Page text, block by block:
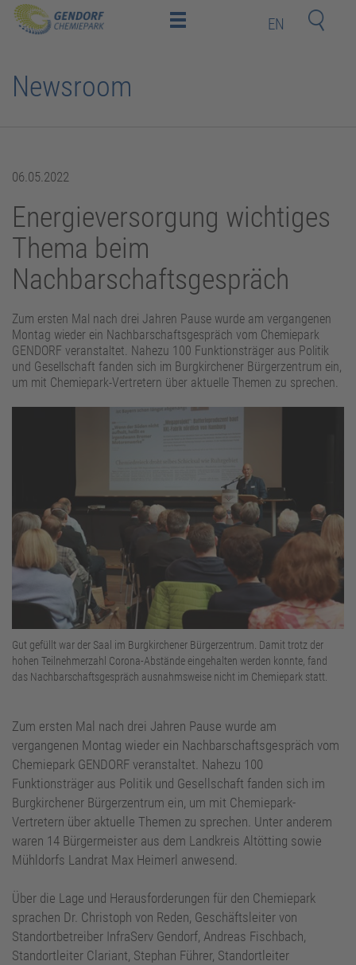
EN
Standort
Startups
Nachbarn
Kontakt
Newsroom
Bildungsakademie
Standortbetreiber
Newsroom
06.05.2022
Energieversorgung wichtiges
Thema beim
Nachbarschaftsgespräch
Zum ersten Mal nach drei Jahren Pause wurde am vergangenen
Montag wieder ein Nachbarschaftsgespräch vom Chemiepark
GENDORF veranstaltet. Nahezu 100 Funktionsträger aus Politik
und Gesellschaft fanden sich im Burgkirchener Bürgerzentrum ein,
um mit Chemiepark-Vertretern über aktuelle Themen zu sprechen.
Gut gefüllt war der Saal im Burgkirchener Bürgerzentrum. Damit trotz der
hohen Teilnehmerzahl Corona-Abstände eingehalten werden konnte, fand
das Nachbarschaftsgespräch ausnahmsweise nicht im Chemiepark statt.
Zum ersten Mal nach drei Jahren Pause wurde am
vergangenen Montag wieder ein Nachbarschaftsgespräch vom
Chemiepark GENDORF veranstaltet. Nahezu 100
Funktionsträger aus Politik und Gesellschaft fanden sich im
Burgkirchener Bürgerzentrum ein, um mit Chemiepark-
Vertretern über aktuelle Themen zu sprechen. Unter anderem
waren 14 Bürgermeister aus dem Landkreis Altötting sowie
Mühldorfs Landrat Max Heimerl anwesend.
Über die Lage und Herausforderungen für den Chemiepark
sprachen Dr. Christoph von Reden, Geschäftsleiter von
Standortbetreiber InfraServ Gendorf, Andreas Fischbach,
Standortleiter Clariant, Stephan Führer, Standortleiter